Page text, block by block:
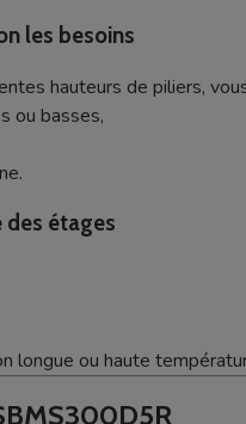
les besoins
hauteurs de piliers,
ou basses,
étages
longue ou haute